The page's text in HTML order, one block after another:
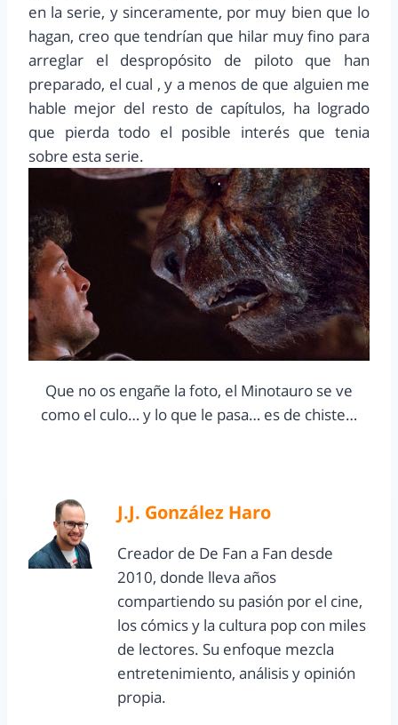
en la serie, y sinceramente, por muy bien que lo
hagan, creo que tendrían que hilar muy fino para
arreglar el despropósito de piloto que han
preparado, el cual , y a menos de que alguien me
hable mejor del resto de capítulos, ha logrado
que pierda todo el posible interés que tenia
sobre esta serie.
Que no os engañe la foto, el Minotauro se ve
como el culo… y lo que le pasa… es de chiste…
J.J. González Haro
Creador de De Fan a Fan desde
2010, donde lleva años
compartiendo su pasión por el cine,
los cómics y la cultura pop con miles
de lectores. Su enfoque mezcla
entretenimiento, análisis y opinión
propia.